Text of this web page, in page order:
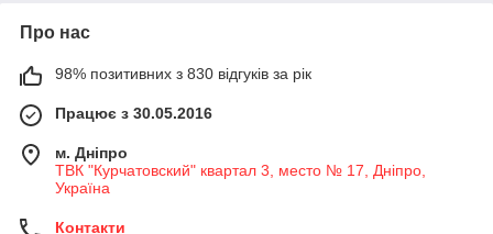
Про нас
98% позитивних з 830 відгуків за рік
Працює з 30.05.2016
м. Дніпро
ТВК "Курчатовский" квартал 3, место № 17, Дніпро,
Україна
Контакти